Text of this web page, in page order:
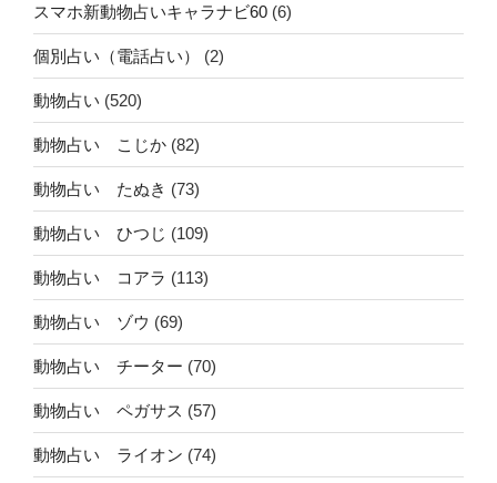
スマホ新動物占いキャラナビ60 (6)
個別占い（電話占い） (2)
動物占い (520)
動物占い こじか (82)
動物占い たぬき (73)
動物占い ひつじ (109)
動物占い コアラ (113)
動物占い ゾウ (69)
動物占い チーター (70)
動物占い ペガサス (57)
動物占い ライオン (74)